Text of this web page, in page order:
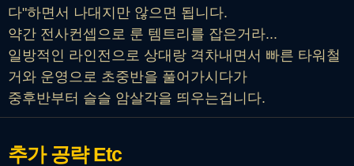
다"하면서 나대지만 않으면 됩니다.
약간 전사컨셉으로 룬 템트리를 잡은거라...
일방적인 라인전으로 상대랑 격차내면서 빠른 타워철
거와 운영으로 초중반을 풀어가시다가
중후반부터 슬슬 암살각을 띄우는겁니다.
추가 공략Etc